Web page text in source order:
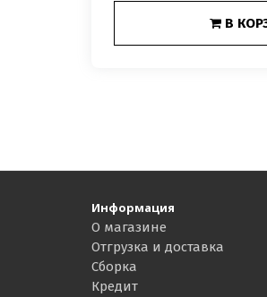
В
Информация
О магазине
Отгрузка и доставка
Сборка
Кредит